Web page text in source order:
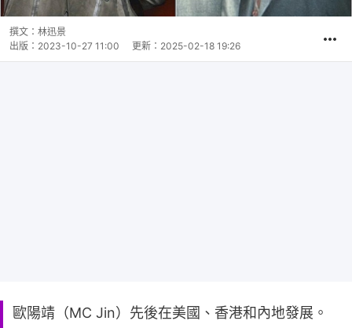
撰文： 林迅景
出版： 2023-10-27 11:00 更新： 2025-02-18 19:26
歐陽靖（MC Jin）先後在美國、香港和內地發展。